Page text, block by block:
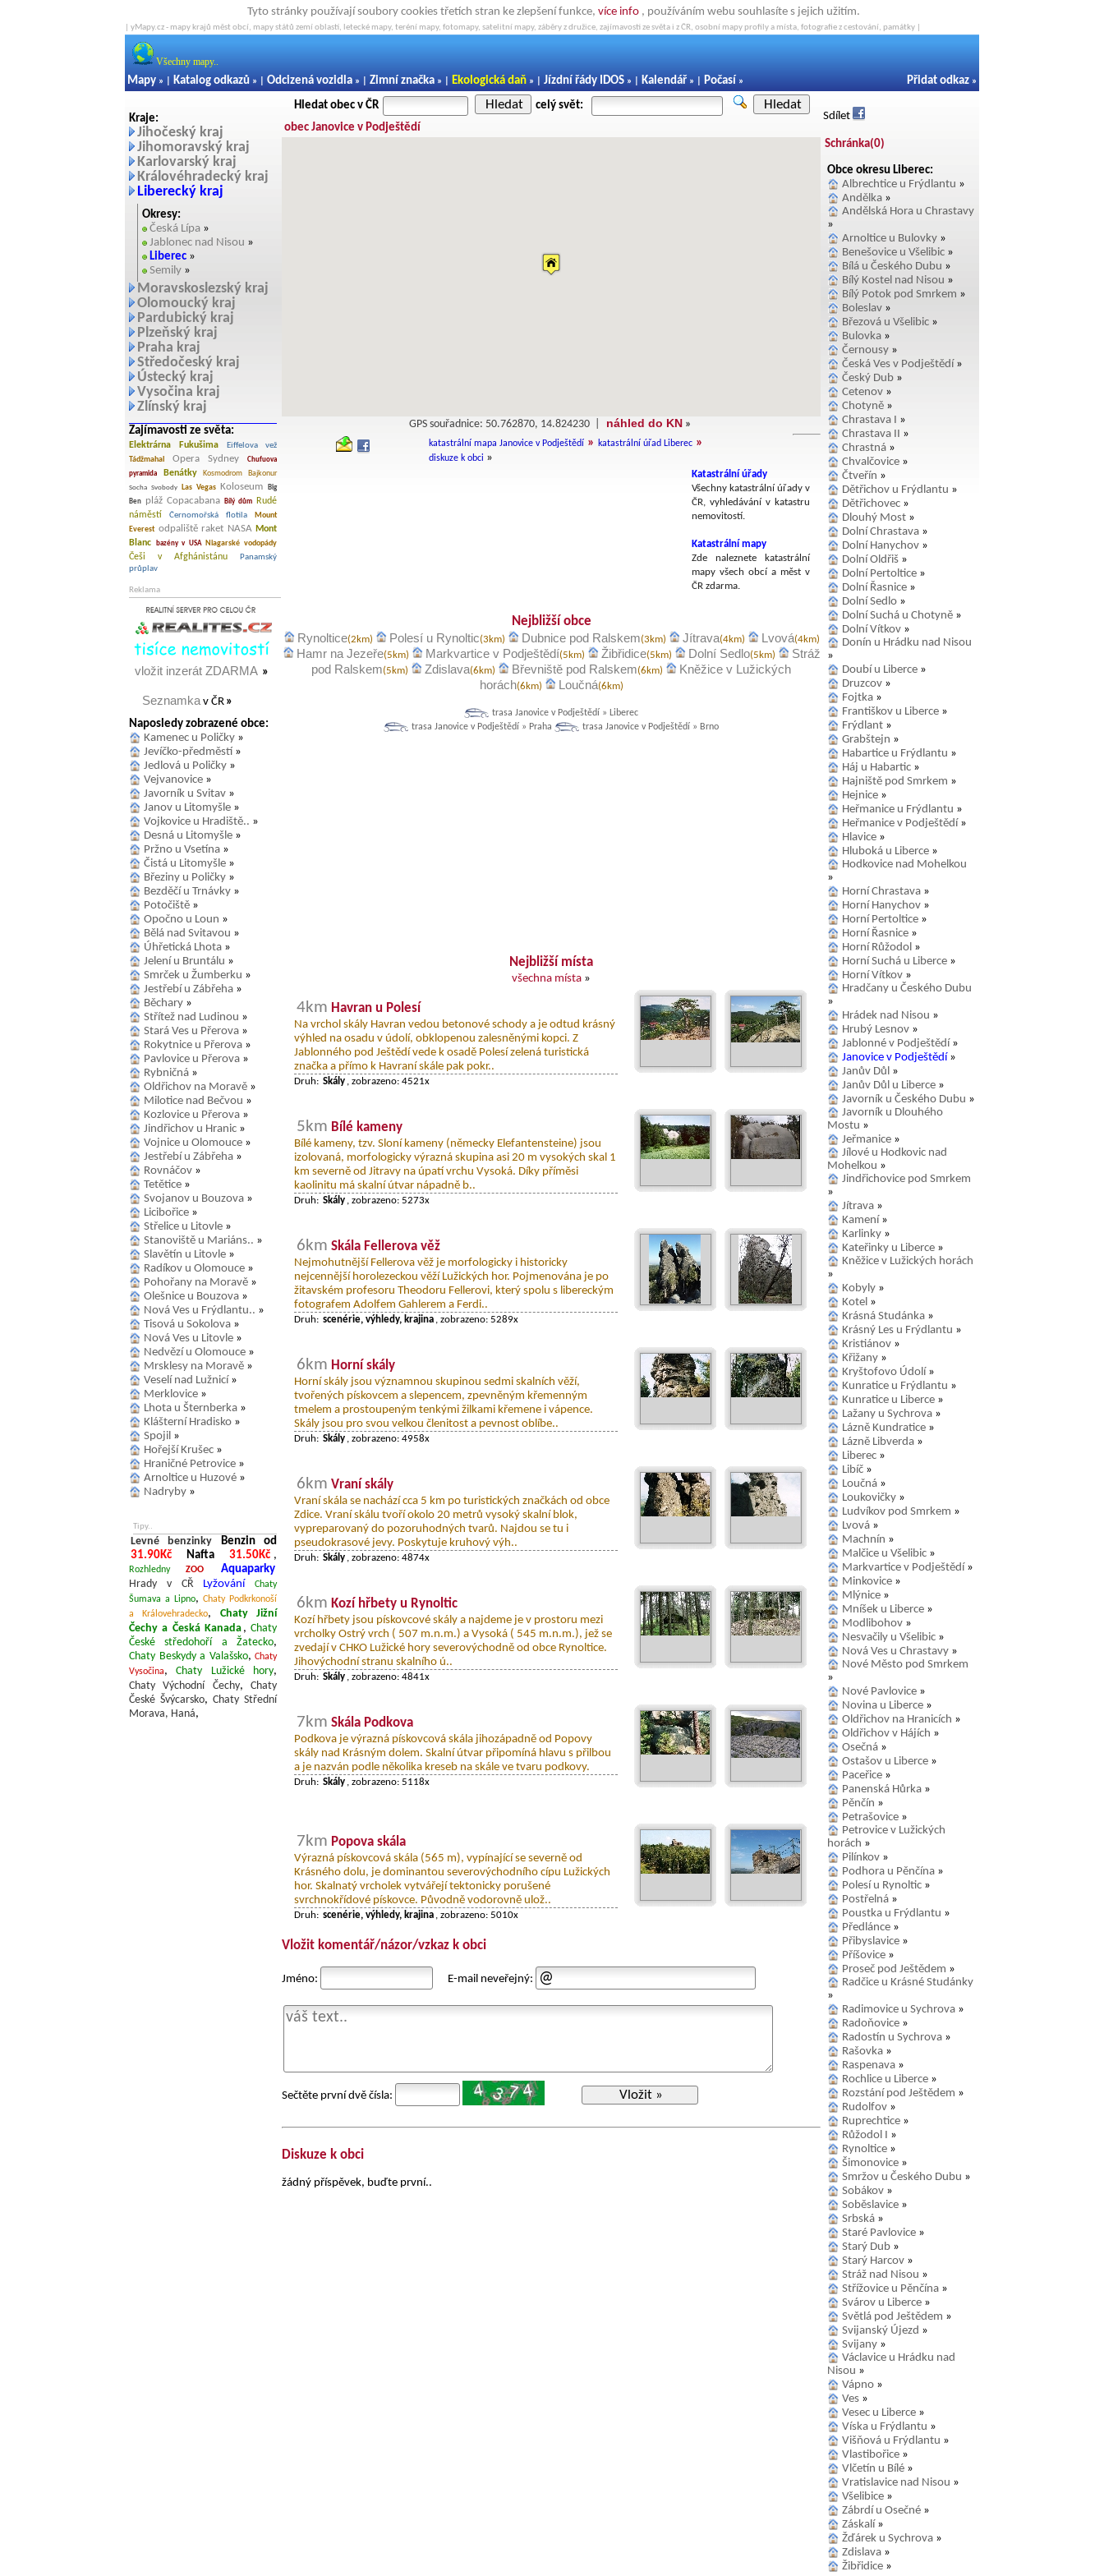
Tyto stránky používají soubory cookies třetích stran ke zlepšení funkce, více info , používáním webu souhlasíte s jejich užitím.
| yMapy.cz - mapy krajů měst obcí, mapy států zemí oblastí, letecké mapy, teréní mapy, fotomapy, satelitní mapy, záběry z družice, zajímavosti ze světa i z ČR, osobní mapy profily a místa, fotografie z cestování, památky |
Všechny mapy..
Mapy » | Katalog odkazů » | Odcizená vozidla » | Zimní značka » | Ekologická daň » | Jízdní řády IDOS » | Kalendář » | Počasí » Přidat odkaz »
Kraje:
Jihočeský kraj
Jihomoravský kraj
Karlovarský kraj
Královéhradecký kraj
Liberecký kraj
Okresy:
Česká Lípa »
Jablonec nad Nisou »
Liberec »
Semily »
Moravskoslezský kraj
Olomoucký kraj
Pardubický kraj
Plzeňský kraj
Praha kraj
Středočeský kraj
Ústecký kraj
Vysočina kraj
Zlínský kraj
Zajímavosti ze světa:
Elektrárna Fukušima
Eiffelova vež
Tádžmahal
Opera Sydney
Chufuova
pyramida
Benátky Kosmodrom Bajkonur
Socha Svobody Las Vegas Koloseum
Big
Ben
pláž Copacabana Bílý dům
Rudé
náměstí
Černomořská flotila
Mount
Everest odpaliště raket NASA Mont
Blanc
bazény v USA Niagarské vodopády
Češi v Afghánistánu
Panamský
průplav
Reklama
vložit inzerát ZDARMA »
Seznamkav ČR »
Naposledy zobrazené obce:
Kamenec u Poličky »
Jevíčko-předměstí »
Jedlová u Poličky »
Vejvanovice »
Javorník u Svitav »
Janov u Litomyšle »
Vojkovice u Hradiště.. »
Desná u Litomyšle »
Pržno u Vsetína »
Čistá u Litomyšle »
Březiny u Poličky »
Bezděčí u Trnávky »
Potočiště »
Opočno u Loun »
Bělá nad Svitavou »
Úhřetická Lhota »
Jelení u Bruntálu »
Smrček u Žumberku »
Jestřebí u Zábřeha »
Běchary »
Střítež nad Ludinou »
Stará Ves u Přerova »
Rokytnice u Přerova »
Pavlovice u Přerova »
Rybničná »
Oldřichov na Moravě »
Milotice nad Bečvou »
Kozlovice u Přerova »
Jindřichov u Hranic »
Vojnice u Olomouce »
Jestřebí u Zábřeha »
Rovnáčov »
Tetětice »
Svojanov u Bouzova »
Licibořice »
Střelice u Litovle »
Stanoviště u Mariáns.. »
Slavětín u Litovle »
Radíkov u Olomouce »
Pohořany na Moravě »
Olešnice u Bouzova »
Nová Ves u Frýdlantu.. »
Tisová u Sokolova »
Nová Ves u Litovle »
Nedvězí u Olomouce »
Mrsklesy na Moravě »
Veselí nad Lužnicí »
Merklovice »
Lhota u Šternberka »
Klášterní Hradisko »
Spojil »
Hořejší Krušec »
Hraničné Petrovice »
Arnoltice u Huzové »
Nadryby »
Tipy..
Levné benzinky Benzin od
31.90Kč
Nafta 31.50Kč ,
Rozhledny ZOO
Aquaparky
Hrady v CŘ
Lyžování
Chaty
Šumava a Lipno, Chaty Podkrkonoší
a Královehradecko,
Chaty Jižní
Čechy a Česká Kanada , Chaty
České středohoří a Žatecko,
Chaty Beskydy a Valašsko, Chaty
Vysočina,Chaty Lužické hory,
Chaty Východní Čechy,Chaty
České Švýcarsko, Chaty Střední
Morava, Haná,
Hledat obec v ČR Hledat celý svět: Hledat
obec Janovice v Podještědí
GPS souřadnice: 50.762870, 14.824230 | náhled do KN »
katastrální mapa Janovice v Podještědí » katastrální úřad Liberec »
diskuze k obci »
Katastrální úřady
Všechny katastrální úřady v
ČR, vyhledávání v katastru
nemovitostí.
Katastrální mapy
Zde naleznete katastrální
mapy všech obcí a měst v
ČR zdarma.
Nejbližší obce
Rynoltice(2km) Polesí u Rynoltic(3km) Dubnice pod Ralskem(3km) Jítrava(4km) Lvová(4km)
Hamr na Jezeře(5km) Markvartice v Podještědí(5km) Žibřidice(5km) Dolní Sedlo(5km)
Stráž
pod Ralskem(5km) Zdislava(6km) Břevniště pod Ralskem(6km)
Kněžice v Lužických
horách(6km) Loučná(6km)
trasa Janovice v Podještědí » Liberec
trasa Janovice v Podještědí » Praha
trasa Janovice v Podještědí » Brno
Nejbližší místa
všechna místa »
4km Havran u Polesí
Na vrchol skály Havran vedou betonové schody a je odtud krásný
výhled na osadu v údolí, obklopenou zalesněnými kopci. Z
Jablonného pod Ještědí vede k osadě Polesí zelená turistická
značka a přímo k Havraní skále pak pokr..
Druh: Skály , zobrazeno: 4521x
5km Bílé kameny
Bílé kameny, tzv. Sloní kameny (německy Elefantensteine) jsou
izolovaná, morfologicky výrazná skupina asi 20 m vysokých skal 1
km severně od Jitravy na úpatí vrchu Vysoká. Díky příměsi
kaolinitu má skalní útvar nápadně b..
Druh: Skály , zobrazeno: 5273x
6km Skála Fellerova věž
Nejmohutnější Fellerova věž je morfologicky i historicky
nejcennější horolezeckou věží Lužických hor. Pojmenována je po
žitavském profesoru Theodoru Fellerovi, který spolu s libereckým
fotografem Adolfem Gahlerem a Ferdi..
Druh: scenérie, výhledy, krajina , zobrazeno: 5289x
6km Horní skály
Horní skály jsou významnou skupinou sedmi skalních věží,
tvořených pískovcem a slepencem, zpevněným křemenným
tmelem a prostoupeným tenkými žilkami křemene i vápence.
Skály jsou pro svou velkou členitost a pevnost oblíbe..
Druh: Skály , zobrazeno: 4958x
6km Vraní skály
Vraní skála se nachází cca 5 km po turistických značkách od obce
Zdice. Vraní skálu tvoří okolo 20 metrů vysoký skalní blok,
vypreparovaný do pozoruhodných tvarů. Najdou se tu i
pseudokrasové jevy. Poskytuje kruhový výh..
Druh: Skály , zobrazeno: 4874x
6km Kozí hřbety u Rynoltic
Kozí hřbety jsou pískovcové skály a najdeme je v prostoru mezi
vrcholky Ostrý vrch ( 507 m.n.m.) a Vysoká ( 545 m.n.m.), jež se
zvedají v CHKO Lužické hory severovýchodně od obce Rynoltice.
Jihovýchodní stranu skalního ú..
Druh: Skály , zobrazeno: 4841x
7km Skála Podkova
Podkova je výrazná pískovcová skála jihozápadně od Popovy
skály nad Krásným dolem. Skalní útvar připomíná hlavu s přilbou
a je nazván podle několika kreseb na skále ve tvaru podkovy.
Druh: Skály , zobrazeno: 5118x
7km Popova skála
Výrazná pískovcová skála (565 m), vypínající se severně od
Krásného dolu, je dominantou severovýchodního cípu Lužických
hor. Skalnatý vrcholek vytvářejí tektonicky porušené
svrchnokřídové pískovce. Původně vodorovně ulož..
Druh: scenérie, výhledy, krajina , zobrazeno: 5010x
Vložit komentář/názor/vzkaz k obci
Jméno: E-mail neveřejný:
Sečtěte první dvě čísla: Vložit »
Diskuze k obci
žádný příspěvek, buďte první..
Sdílet
Schránka(0)
Obce okresu Liberec:
Albrechtice u Frýdlantu »
Andělka »
Andělská Hora u Chrastavy
»
Arnoltice u Bulovky »
Benešovice u Všelibic »
Bílá u Českého Dubu »
Bílý Kostel nad Nisou »
Bílý Potok pod Smrkem »
Boleslav »
Březová u Všelibic »
Bulovka »
Černousy »
Česká Ves v Podještědí »
Český Dub »
Cetenov »
Chotyně »
Chrastava I »
Chrastava II »
Chrastná »
Chvalčovice »
Čtveřín »
Dětřichov u Frýdlantu »
Dětřichovec »
Dlouhý Most »
Dolní Chrastava »
Dolní Hanychov »
Dolní Oldřiš »
Dolní Pertoltice »
Dolní Řasnice »
Dolní Sedlo »
Dolní Suchá u Chotyně »
Dolní Vítkov »
Donín u Hrádku nad Nisou
»
Doubí u Liberce »
Druzcov »
Fojtka »
Františkov u Liberce »
Frýdlant »
Grabštejn »
Habartice u Frýdlantu »
Háj u Habartic »
Hajniště pod Smrkem »
Hejnice »
Heřmanice u Frýdlantu »
Heřmanice v Podještědí »
Hlavice »
Hluboká u Liberce »
Hodkovice nad Mohelkou
»
Horní Chrastava »
Horní Hanychov »
Horní Pertoltice »
Horní Řasnice »
Horní Růžodol »
Horní Suchá u Liberce »
Horní Vítkov »
Hradčany u Českého Dubu
»
Hrádek nad Nisou »
Hrubý Lesnov »
Jablonné v Podještědí »
Janovice v Podještědí »
Janův Důl »
Janův Důl u Liberce »
Javorník u Českého Dubu »
Javorník u Dlouhého
Mostu »
Jeřmanice »
Jílové u Hodkovic nad
Mohelkou »
Jindřichovice pod Smrkem
»
Jítrava »
Kamení »
Karlinky »
Kateřinky u Liberce »
Kněžice v Lužických horách
»
Kobyly »
Kotel »
Krásná Studánka »
Krásný Les u Frýdlantu »
Kristiánov »
Křižany »
Kryštofovo Údolí »
Kunratice u Frýdlantu »
Kunratice u Liberce »
Lažany u Sychrova »
Lázně Kundratice »
Lázně Libverda »
Liberec »
Libíč »
Loučná »
Loukovičky »
Ludvíkov pod Smrkem »
Lvová »
Machnín »
Malčice u Všelibic »
Markvartice v Podještědí »
Minkovice »
Mlýnice »
Mníšek u Liberce »
Modlibohov »
Nesvačily u Všelibic »
Nová Ves u Chrastavy »
Nové Město pod Smrkem
»
Nové Pavlovice »
Novina u Liberce »
Oldřichov na Hranicích »
Oldřichov v Hájích »
Osečná »
Ostašov u Liberce »
Paceřice »
Panenská Hůrka »
Pěnčín »
Petrašovice »
Petrovice v Lužických
horách »
Pilínkov »
Podhora u Pěnčína »
Polesí u Rynoltic »
Postřelná »
Poustka u Frýdlantu »
Předlánce »
Přibyslavice »
Příšovice »
Proseč pod Ještědem »
Radčice u Krásné Studánky
»
Radimovice u Sychrova »
Radoňovice »
Radostín u Sychrova »
Rašovka »
Raspenava »
Rochlice u Liberce »
Rozstání pod Ještědem »
Rudolfov »
Ruprechtice »
Růžodol I »
Rynoltice »
Šimonovice »
Smržov u Českého Dubu »
Sobákov »
Soběslavice »
Srbská »
Staré Pavlovice »
Starý Dub »
Starý Harcov »
Stráž nad Nisou »
Střížovice u Pěnčína »
Svárov u Liberce »
Světlá pod Ještědem »
Svijanský Újezd »
Svijany »
Václavice u Hrádku nad
Nisou »
Vápno »
Ves »
Vesec u Liberce »
Víska u Frýdlantu »
Višňová u Frýdlantu »
Vlastibořice »
Vlčetín u Bílé »
Vratislavice nad Nisou »
Všelibice »
Zábrdí u Osečné »
Záskalí »
Žďárek u Sychrova »
Zdislava »
Žibřidice »